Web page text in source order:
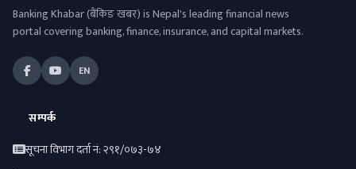
Banking Khabar (बैंकिङ खबर) is Nepal's leading financial news
portal covering banking, finance, insurance, and capital markets.
EN
सम्पर्क
सूचना विभाग दर्ता नं: २९१/०७३-७४